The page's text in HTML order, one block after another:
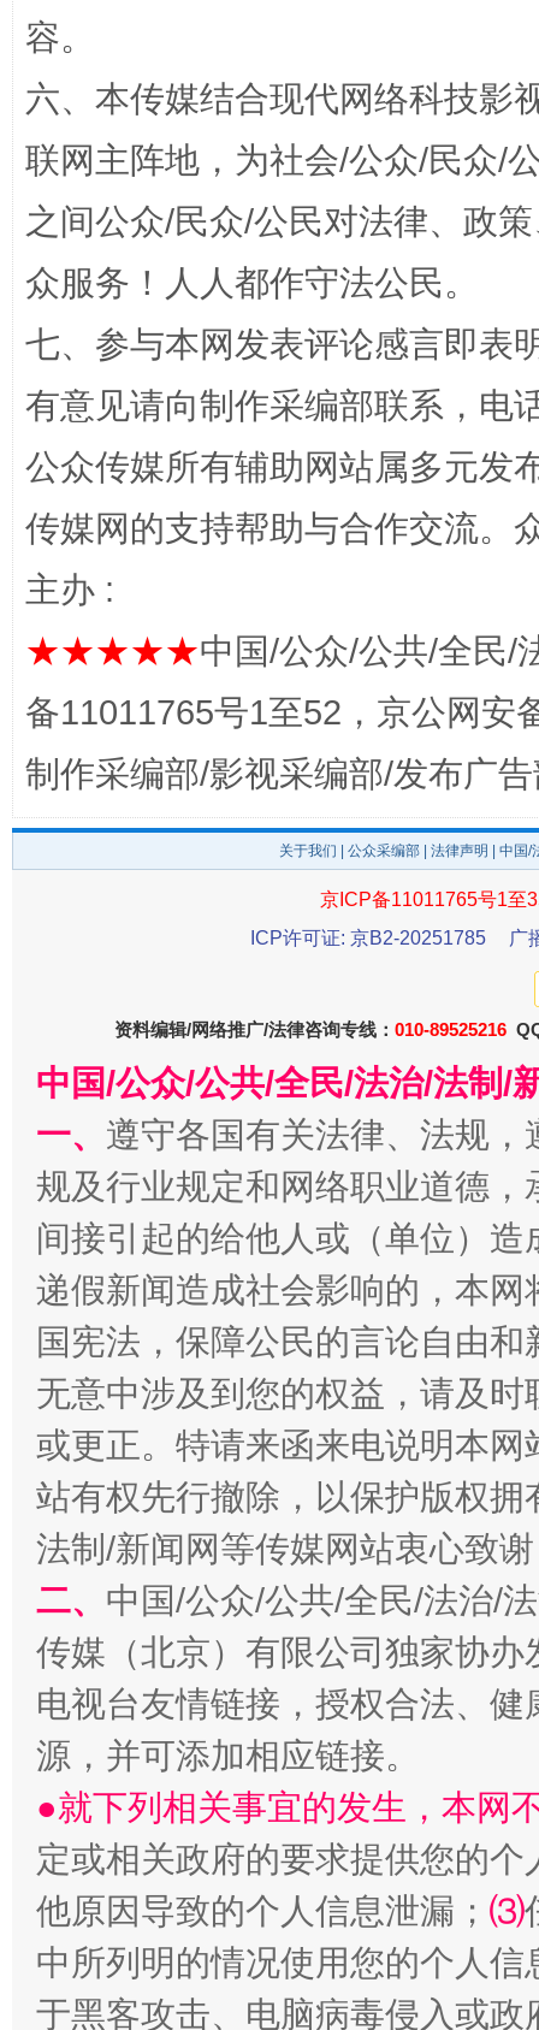
从幼
阿坝州三大球赛在茂县开幕 规模
国家大学科技园优化重塑工作
容。
六、本传媒结合现代网络科技影
联网主阵地，为社会/公众/民众/
之间公众/民众/公民对法律、政
众服务！人人都作守法公民。
七、参与本网发表评论感言即表
有意见请向制作采编部联系，电
公众传媒所有辅助网站属多元发
传媒网的支持帮助与合作交流。
主办 :
★★★★★中国/公众/公共/全民/
备11011765号1至52，京公网安
制作采编部/影视采编部/发布广
关于我们 公众采编部 法律声明 | 中国
京ICP备11011765号1至
ICP许可证: 京B2-20251785
广
资料编辑/网络推广/法律咨询专线： 010-89525216
中国/公众/公共/全民/法治/法制/
一、 遵守各国有关法律、法规
规及行业规定和网络职业道德
间接引起的给他人或（单位）
递假新闻造成社会影响的，本
国宪法，保障公民的言论自由
无意中涉及到您的权益，请及
或更正。特请来函来电说明本
站有权先行撤除，以保护版权
法制/新闻网等传媒网站衷心致
二、 中国/公众/公共/全民/法治/
传媒（北京）有限公司独家协
电视台友情链接，授权合法、
源，并可添加相应链接。
●就下列相关事宜的发生，本网
定或相关政府的要求提供您的个
他原因导致的个人信息泄漏； ⑶
中所列明的情况使用您的个人
于黑客攻击、电脑病毒侵入或